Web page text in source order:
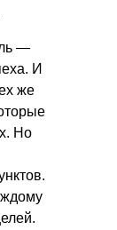
—
И
же
Но